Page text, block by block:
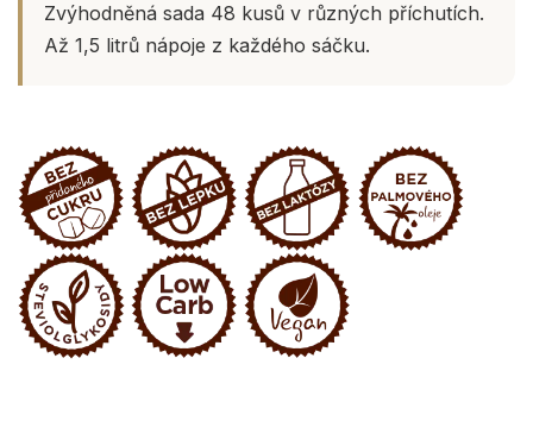
Zvýhodněná sada 48 kusů v různých příchutích.
Až 1,5 litrů nápoje z každého sáčku.